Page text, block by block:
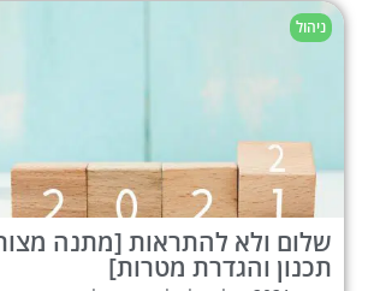
ניהול
שלום ולא להתראות [מתנה
תכנון והגדרת מטרות]